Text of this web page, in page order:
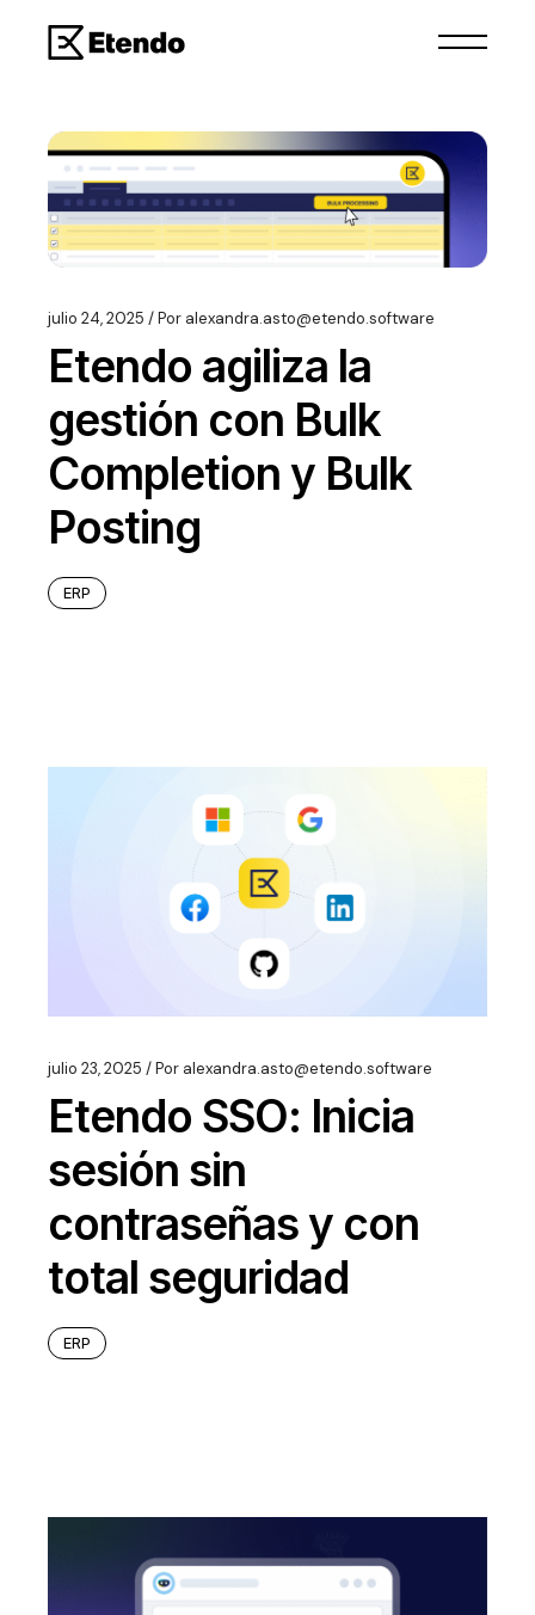
julio 24, 2025 Por alexandra.asto@etendo.software
Etendo agiliza la
gestión con Bulk
Completion y Bulk
Posting
ERP
julio 23, 2025 Por alexandra.asto@etendo.software
Etendo SSO: Inicia
sesión sin
contraseñas y con
total seguridad
ERP